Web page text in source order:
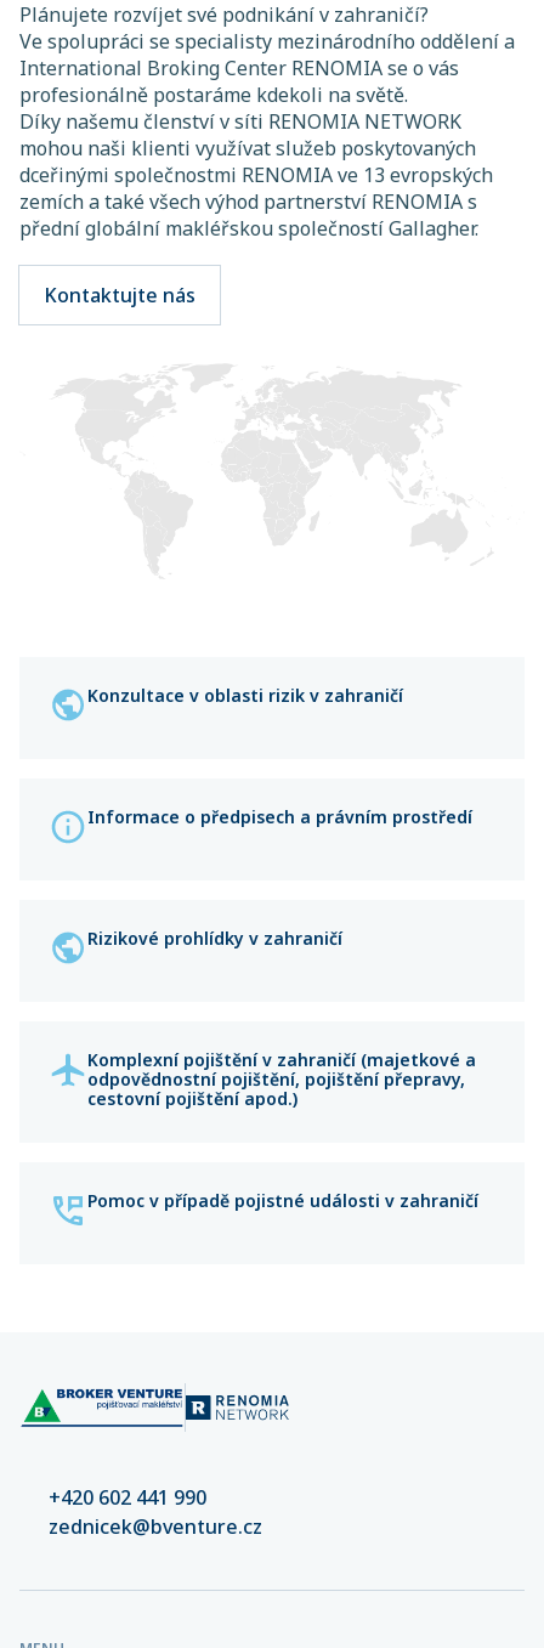
Plánujete rozvíjet své podnikání v zahraničí?
Ve spolupráci se specialisty mezinárodního oddělení a
International Broking Center RENOMIA se o vás
profesionálně postaráme kdekoli na světě.
Díky našemu členství v síti RENOMIA NETWORK
mohou naši klienti využívat služeb poskytovaných
dceřinými společnostmi RENOMIA ve 13 evropských
zemích a také všech výhod partnerství RENOMIA s
přední globální makléřskou společností Gallagher.
Kontaktujte nás
Konzultace v oblasti rizik v zahraničí
Informace o předpisech a právním prostředí
Rizikové prohlídky v zahraničí
Komplexní pojištění v zahraničí (majetkové a
odpovědnostní pojištění, pojištění přepravy,
cestovní pojištění apod.)
Pomoc v případě pojistné události v zahraničí
+420 602 441 990
zednicek@bventure.cz